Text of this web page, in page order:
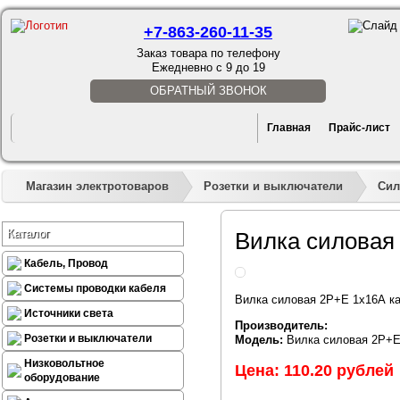
+7-863-260-11-35
Заказ товара по телефону
Ежедневно с 9 до 19
ОБРАТНЫЙ ЗВОНОК
Главная Прайс-лист
Магазин электротоваров Розетки и выключатели
Каталог
Кабель, Провод
Системы проводки кабеля
Источники света
Розетки и выключатели
Низковольтное
оборудование
Вилка силовая
Вилка силовая 2P+E 1х16А
Производитель:
Модель: Вилка силовая
Цена: 110.20 рублей